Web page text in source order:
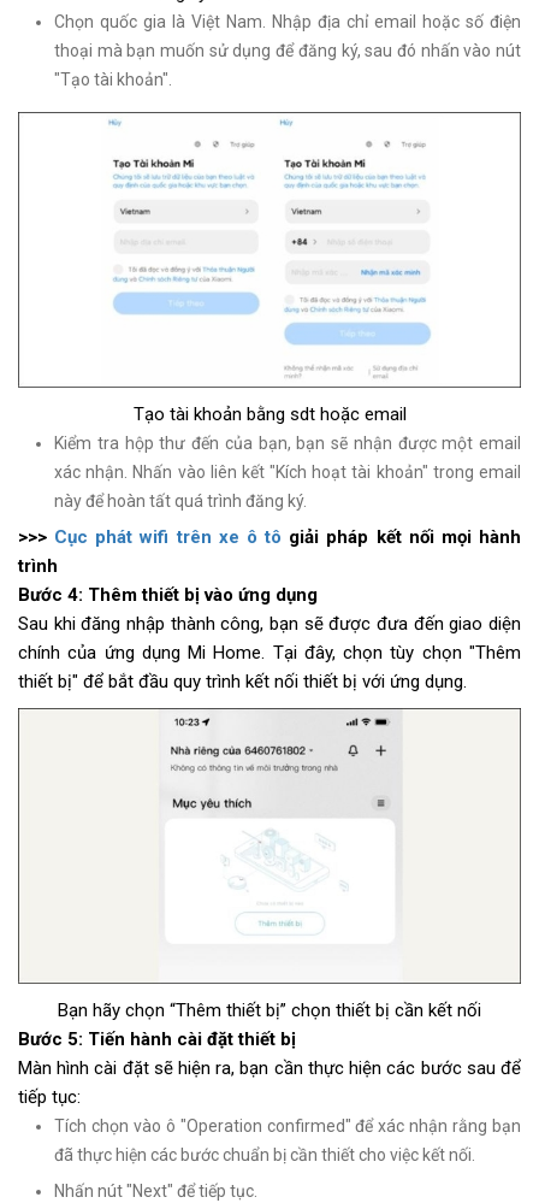
Chọn quốc gia là Việt Nam. Nhập địa chỉ email hoặc số điện
thoại mà bạn muốn sử dụng để đăng ký, sau đó nhấn vào nút
"Tạo tài khoản".
Tạo tài khoản bằng sdt hoặc email
Kiểm tra hộp thư đến của bạn, bạn sẽ nhận được một email
xác nhận. Nhấn vào liên kết "Kích hoạt tài khoản" trong email
này để hoàn tất quá trình đăng ký.
>>> Cục phát wifi trên xe ô tô giải pháp kết nối mọi hành
trình
Bước 4: Thêm thiết bị vào ứng dụng
Sau khi đăng nhập thành công, bạn sẽ được đưa đến giao diện
chính của ứng dụng Mi Home. Tại đây, chọn tùy chọn "Thêm
thiết bị" để bắt đầu quy trình kết nối thiết bị với ứng dụng.
Bạn hãy chọn “Thêm thiết bị” chọn thiết bị cần kết nối
Bước 5: Tiến hành cài đặt thiết bị
Màn hình cài đặt sẽ hiện ra, bạn cần thực hiện các bước sau để
tiếp tục:
Tích chọn vào ô "Operation confirmed" để xác nhận rằng bạn
đã thực hiện các bước chuẩn bị cần thiết cho việc kết nối.
Nhấn nút "Next" để tiếp tục.